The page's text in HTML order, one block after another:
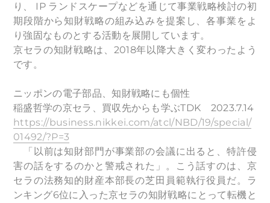
り、 IP ランドスケープなどを通じて事業戦略検討の初
期段階から知財戦略の組み込みを提案し、各事業をよ
り強固なものとする活動を展開しています。
京セラの知財戦略は、2018年以降大きく変わったよう
です。
ニッポンの電子部品、知財戦略にも個性
稲盛哲学の京セラ、買収先からも学ぶTDK 2023.7.14
https://business.nikkei.com/atcl/NBD/19/special/
01492/?P=3
「以前は知財部門が事業部の会議に出ると、特許侵
害の話をするのかと警戒された」。こう話すのは、京
セラの法務知的財産本部長の芝田員範執行役員だ。ラ
ンキング6位に入った京セラの知財戦略にとって転機と